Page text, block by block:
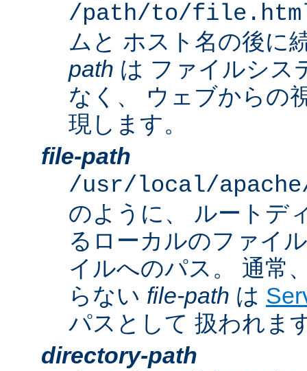
/path/to/
ムと ホスト名の後に
path は ファイルシス
なく、 ウェブからの
現します。
file-path
/usr/local/
のように、 ルートデ
るローカルのファイ
イルへのパス。 通常
らない file-path は
パスとして 扱われま
directory-path